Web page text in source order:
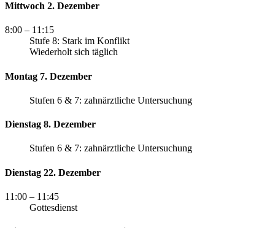
Mittwoch 2. Dezember
8:00 – 11:15
Stufe 8: Stark im Konflikt
Wiederholt sich täglich
Montag 7. Dezember
Stufen 6 & 7: zahnärztliche Untersuchung
Dienstag 8. Dezember
Stufen 6 & 7: zahnärztliche Untersuchung
Dienstag 22. Dezember
11:00 – 11:45
Gottesdienst